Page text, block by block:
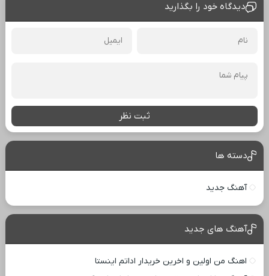
دیدگاه خود را بگذارید
ثبت نظر
دسته ها
آهنگ جدید
آهنگ های جدید
اهنگ من اولین و اخرین خریدار اداتم اینستا